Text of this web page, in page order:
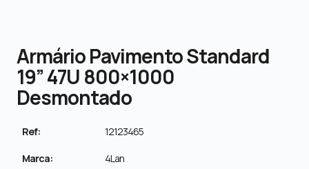
Armário Pavimento Standard
19” 47U 800×1000
Desmontado
Ref: 12123465
Marca: 4Lan